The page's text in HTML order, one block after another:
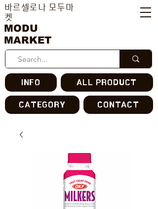
MODU
MARKET
바르셀로나 모두마
켓
INFO ALL PRODUCT
CATEGORY CONTACT